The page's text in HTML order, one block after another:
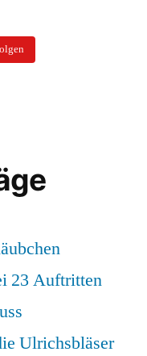
23 Auftritten
Ulrichsbläser